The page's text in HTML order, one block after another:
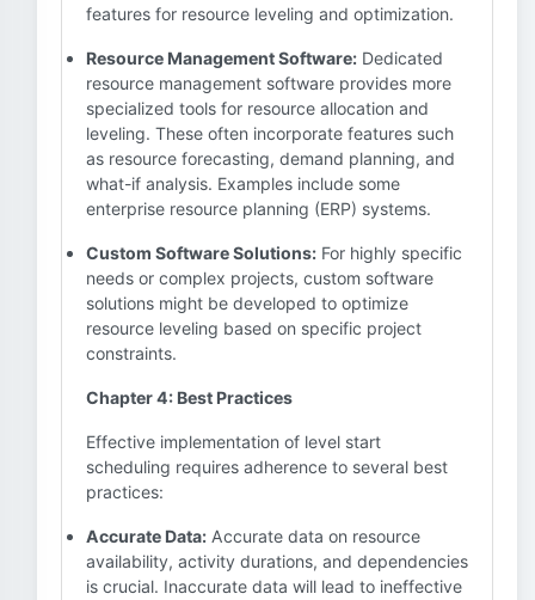
features for resource leveling and optimization.
Resource Management Software: Dedicated
resource management software provides more
specialized tools for resource allocation and
leveling. These often incorporate features such
as resource forecasting, demand planning, and
what-if analysis. Examples include some
enterprise resource planning (ERP) systems.
Custom Software Solutions: For highly specific
needs or complex projects, custom software
solutions might be developed to optimize
resource leveling based on specific project
constraints.
Chapter 4: Best Practices
Effective implementation of level start
scheduling requires adherence to several best
practices:
Accurate Data: Accurate data on resource
availability, activity durations, and dependencies
is crucial. Inaccurate data will lead to ineffective